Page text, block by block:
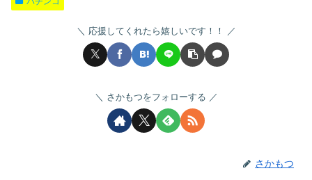
応援してくれたら嬉しいです！！
さかもつをフォローする
さかもつ